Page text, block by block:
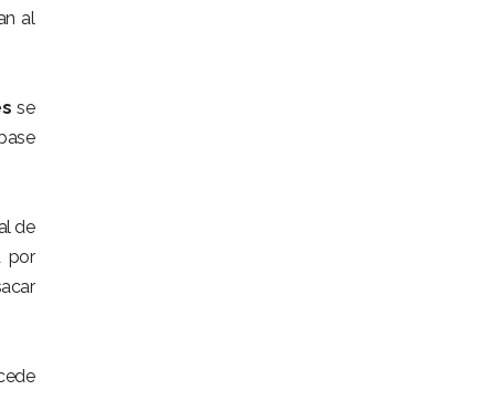
al
se
de
por